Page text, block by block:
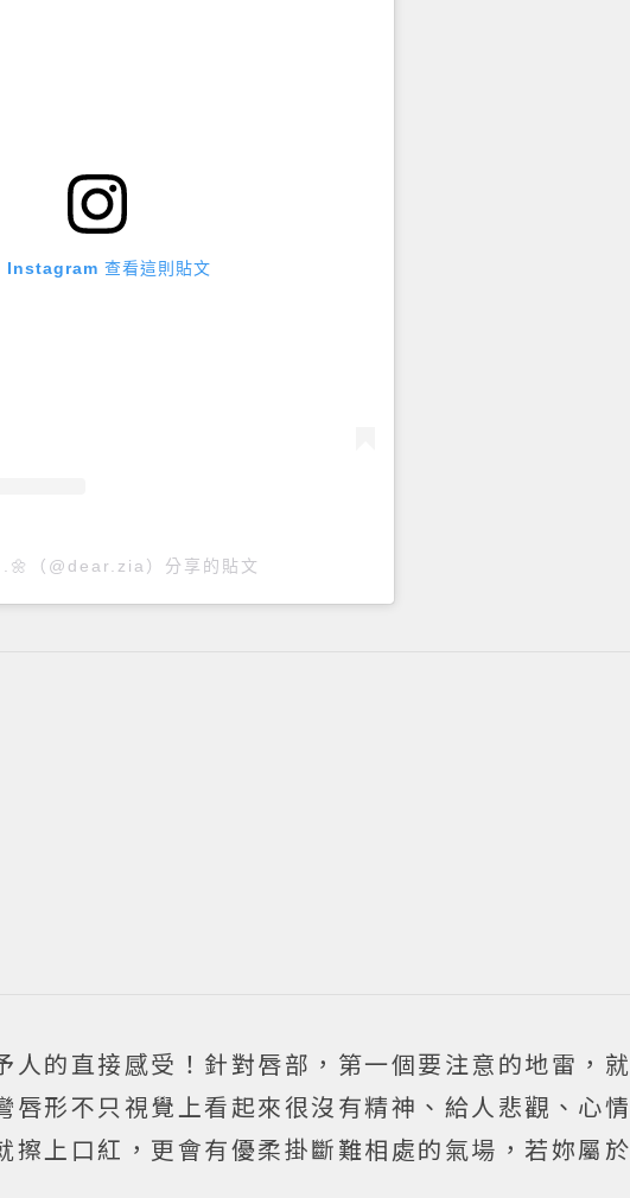
Instagram 查看這則貼文
.🌼（@dear.zia）分享的貼文
的直接感受！針對唇部，第一個要注意的地雷，就
形不只視覺上看起來很沒有精神、給人悲觀、心情
上口紅，更會有優柔掛斷難相處的氣場，若妳屬於